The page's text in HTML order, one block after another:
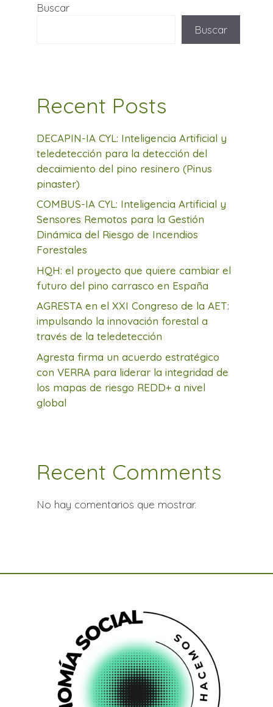
Buscar
Buscar
Recent Posts
DECAPIN-IA CYL: Inteligencia Artificial y
teledetección para la detección del
decaimiento del pino resinero (Pinus
pinaster)
COMBUS-IA CYL: Inteligencia Artificial y
Sensores Remotos para la Gestión
Dinámica del Riesgo de Incendios
Forestales
HQH: el proyecto que quiere cambiar el
futuro del pino carrasco en España
AGRESTA en el XXI Congreso de la AET:
impulsando la innovación forestal a
través de la teledetección
Agresta firma un acuerdo estratégico
con VERRA para liderar la integridad de
los mapas de riesgo REDD+ a nivel
global
Recent Comments
No hay comentarios que mostrar.